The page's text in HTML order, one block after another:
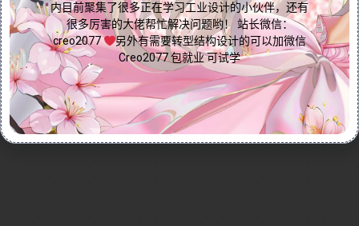
调整瓶身高度以达到目标体积。无论是工业设计师还是
产品工程师，都能通过本视频掌握可行性优化的核心技
巧，提升设计效率与精准度。
Continue reading...
2025-01-11 by免费Creo教程 Creo拓展知识 0
内目前聚集了很多正在学习工业设计的小伙伴，还有
很多厉害的大佬帮忙解决问题哟！ 站长微信：
creo2077
另外有需要转型结构设计的可以加微信
Creo2077 包就业 可试学